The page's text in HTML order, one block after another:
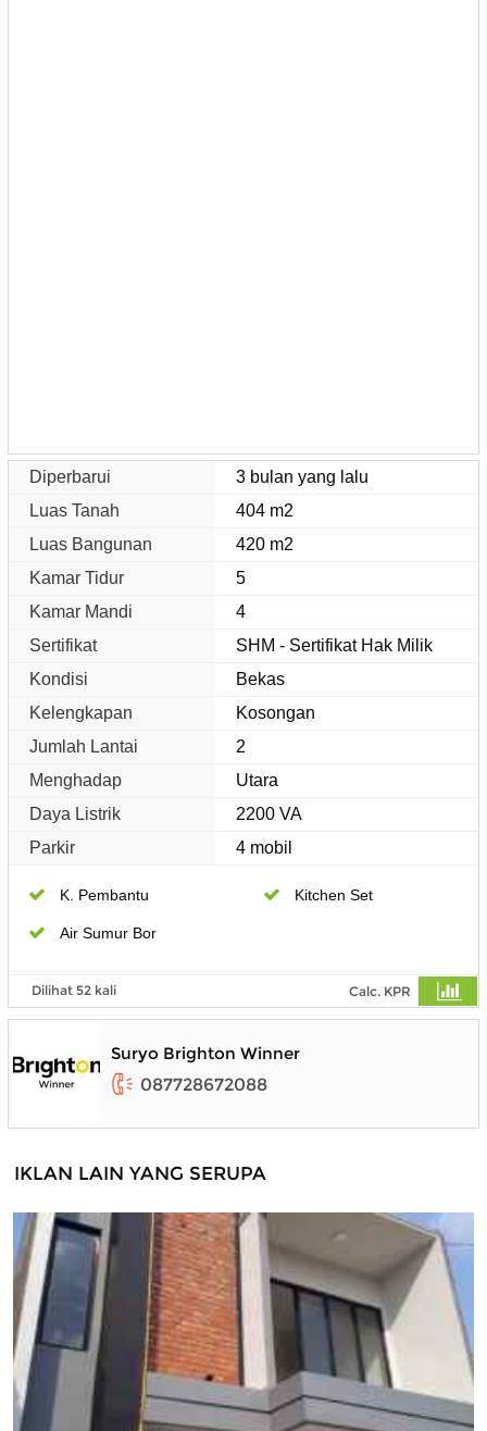
Diperbarui
3 bulan yang lalu
Luas Tanah
404 m2
Luas Bangunan
420 m2
Kamar Tidur
5
Kamar Mandi
4
Sertifikat
SHM - Sertifikat Hak Milik
Kondisi
Bekas
Kelengkapan
Kosongan
Jumlah Lantai
2
Menghadap
Utara
Daya Listrik
2200 VA
Parkir
4 mobil
K. Pembantu Kitchen Set
Air Sumur Bor
Dilihat 52 kali Calc. KPR
Suryo Brighton Winner
087728672088
IKLAN LAIN YANG SERUPA